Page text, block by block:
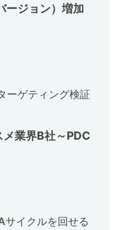
ージョン）増加
ーゲティング検証
業界B社～PDC
サイクルを回せる